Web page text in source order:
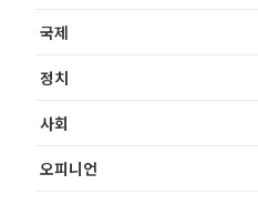
국제
정치
사회
오피니언